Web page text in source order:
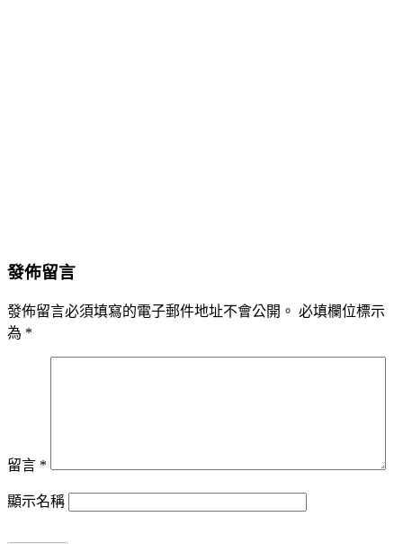
發佈留言
發佈留言必須填寫的電子郵件地址不會公開。 必填欄位標示
為 *
留言 *
顯示名稱